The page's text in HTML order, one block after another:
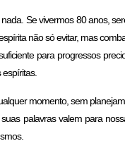
Se vivermos 80 anos,
não só evitar, mas
para progressos
momento, sem
palavras valem para